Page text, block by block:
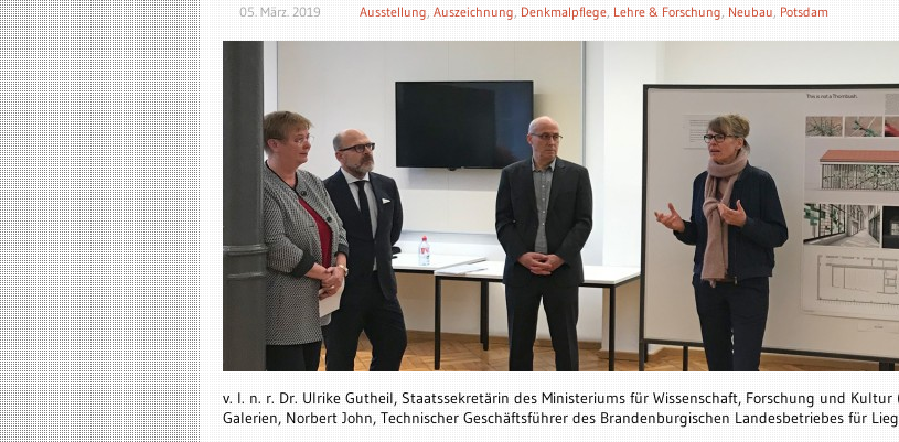
05. März. 2019 Ausstellung, Auszeichnung, Denkmalpflege, Lehre & Forschung, Neubau, Potsdam
v. l. n. r. Dr. Ulrike Gutheil, Staatssekretärin des Ministeriums für Wissenschaft, Forschung und Kultur
Galerien, Norbert John, Technischer Geschäftsführer des Brandenburgischen Landesbetriebes für